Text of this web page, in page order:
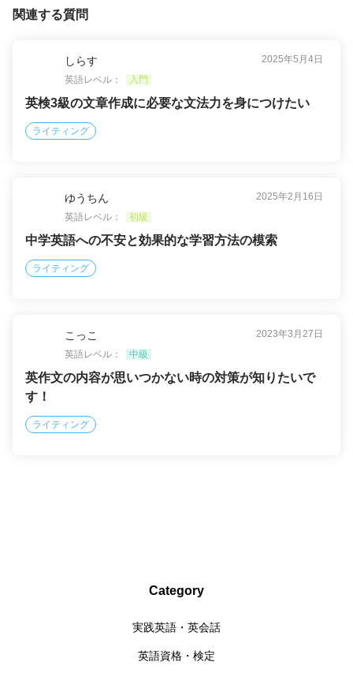
関連する質問
しらす
2025年5月4日
英語レベル：
入門
英検3級の文章作成に必要な文法力を身につけたい
ライティング
ゆうちん
2025年2月16日
英語レベル：
初級
中学英語への不安と効果的な学習方法の模索
ライティング
こっこ
2023年3月27日
英語レベル：
中級
英作文の内容が思いつかない時の対策が知りたいで
す！
ライティング
Category
実践英語・英会話
英語資格・検定